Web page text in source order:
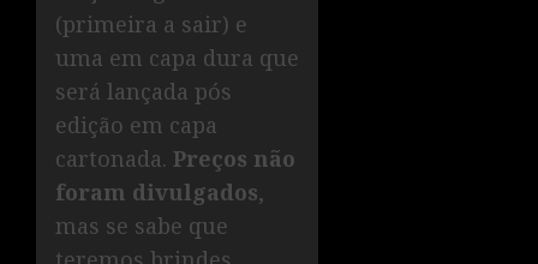
(primeira a sair) e
uma em capa dura que
será lançada pós
edição em capa
cartonada. Preços não
foram divulgados,
mas se sabe que